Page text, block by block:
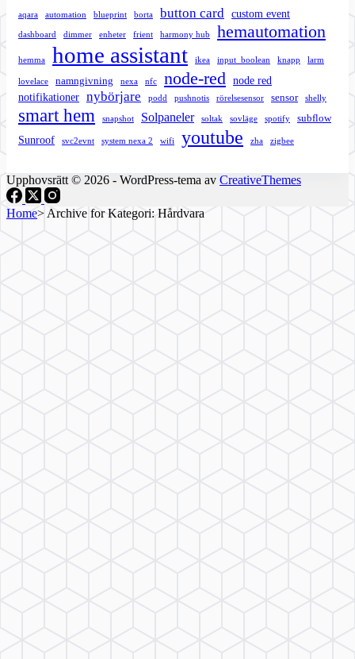
aqara automation blueprint borta button card custom event
dashboard dimmer enheter frient harmony hub hemautomation
hemma home assistant ikea input_boolean knapp larm
lovelace namngivning nexa nfc node-red node red
notifikationer nybörjare podd pushnotis rörelsesensor sensor shelly
smart hem snapshot Solpaneler soltak sovläge spotify subflow
Sunroof svc2evnt system nexa 2 wifi youtube zha zigbee
Upphovsrätt © 2026 - WordPress-tema av CreativeThemes
Home> Archive forKategori: Hårdvara